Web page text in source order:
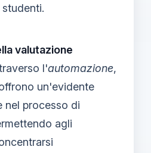
valutazione
l'automazione,
un'evidente
nel processo di
agli